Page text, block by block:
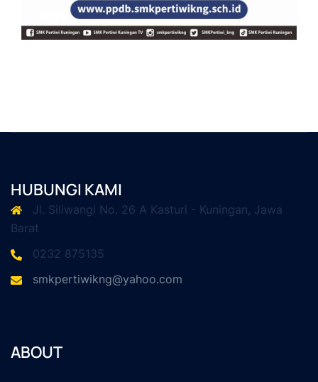
HUBUNGI KAMI
Jl. Siliwangi No. 26 A Kasturi - Kuningan, Jawa
Barat
0232 875135
smkpertiwikng@yahoo.com
ABOUT